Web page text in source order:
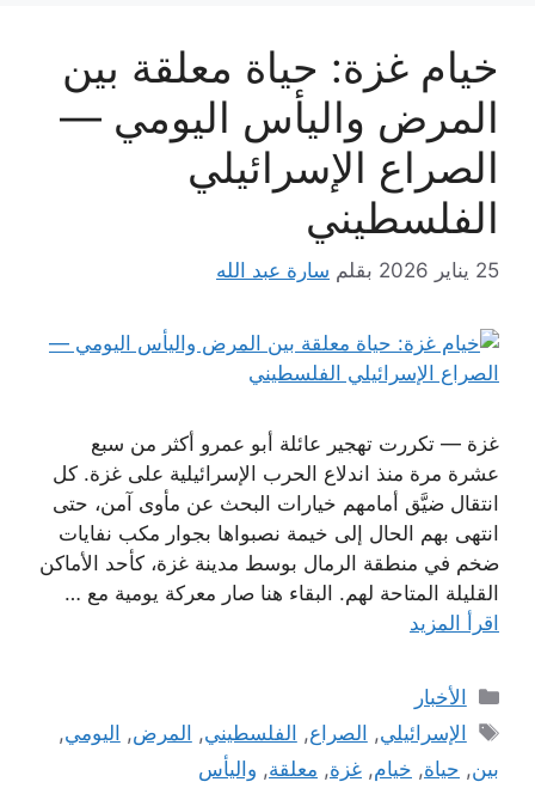
خيام غزة: حياة معلقة بين
المرض واليأس اليومي —
الصراع الإسرائيلي
الفلسطيني
25 يناير 2026 بقلم سارة عبد الله
غزة — تكررت تهجير عائلة أبو عمرو أكثر من سبع
عشرة مرة منذ اندلاع الحرب الإسرائيلية على غزة. كل
انتقال ضيَّق أمامهم خيارات البحث عن مأوى آمن، حتى
انتهى بهم الحال إلى خيمة نصبواها بجوار مكب نفايات
ضخم في منطقة الرمال بوسط مدينة غزة، كأحد الأماكن
القليلة المتاحة لهم. البقاء هنا صار معركة يومية مع …
اقرأ المزيد
التصنيفات
الأخبار
الوسوم
الإسرائيلي, الصراع, الفلسطيني, المرض, اليومي,
بين, حياة, خيام, غزة, معلقة, واليأس